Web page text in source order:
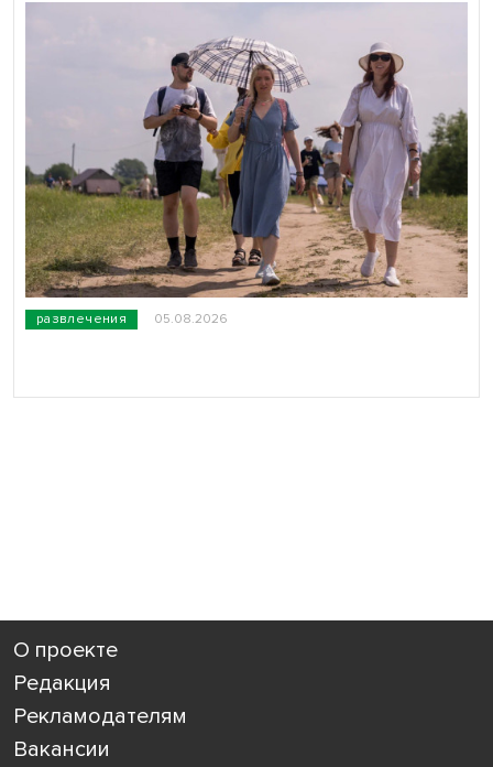
развлечения 05.08.2026
О проекте
Редакция
Рекламодателям
Вакансии